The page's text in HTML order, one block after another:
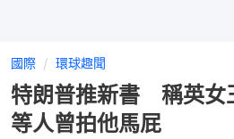
國際 環球趣聞
特朗普推新書 稱英女
等人曾拍他馬屁